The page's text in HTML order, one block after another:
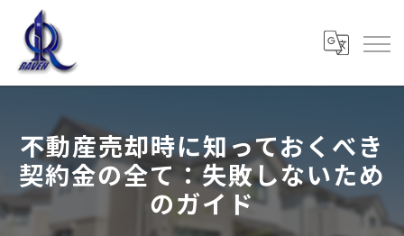
不動産売却時に知っておくべき
契約金の全て：失敗しないため
のガイド